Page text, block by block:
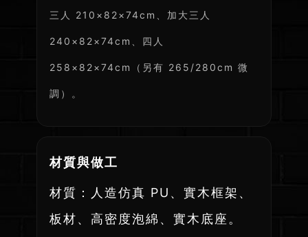
三人 210×82×74cm、加大三人
240×82×74cm、四人
258×82×74cm（另有 265/280cm 微
調）。
材質與做工
材質：人造仿真 PU、實木框架、
板材、高密度泡綿、實木底座。